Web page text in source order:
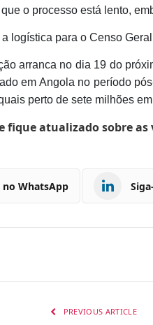
o processo está lento,
logística para o Censo
arranca no dia 19 do
em Angola no período
perto de sete milhões
fique atualizado sobre
no WhatsApp
PREVIOUS ARTICLE